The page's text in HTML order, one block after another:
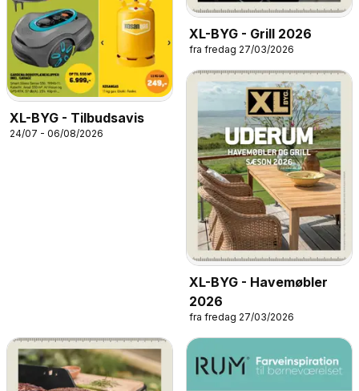
XL-BYG - Tilbudsavis
24/07 - 06/08/2026
XL-BYG - Grill 2026
fra fredag 27/03/2026
XL-BYG - Havemøbler
2026
fra fredag 27/03/2026